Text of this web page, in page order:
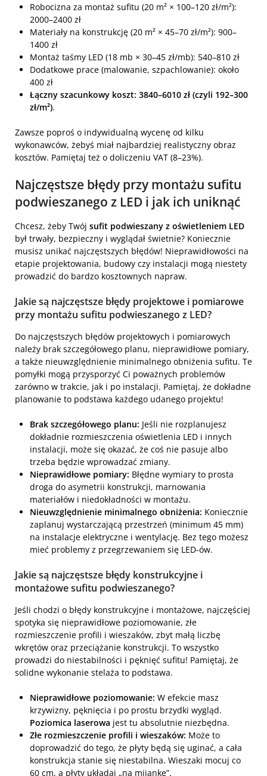
Robocizna za montaż sufitu (20 m² × 100–120 zł/m²):
2000–2400 zł
Materiały na konstrukcję (20 m² × 45–70 zł/m²): 900–
1400 zł
Montaż taśmy LED (18 mb × 30–45 zł/mb): 540–810 zł
Dodatkowe prace (malowanie, szpachlowanie): około
400 zł
Łączny szacunkowy koszt: 3840–6010 zł (czyli 192–300
zł/m²).
Zawsze poproś o indywidualną wycenę od kilku
wykonawców, żebyś miał najbardziej realistyczny obraz
kosztów. Pamiętaj też o doliczeniu VAT (8–23%).
Najczęstsze błędy przy montażu sufitu
podwieszanego z LED i jak ich uniknąć
Chcesz, żeby Twój sufit podwieszany z oświetleniem LED
był trwały, bezpieczny i wyglądał świetnie? Koniecznie
musisz unikać najczęstszych błędów! Nieprawidłowości na
etapie projektowania, budowy czy instalacji mogą niestety
prowadzić do bardzo kosztownych napraw.
Jakie są najczęstsze błędy projektowe i pomiarowe
przy montażu sufitu podwieszanego z LED?
Do najczęstszych błędów projektowych i pomiarowych
należy brak szczegółowego planu, nieprawidłowe pomiary,
a także nieuwzględnienie minimalnego obniżenia sufitu. Te
pomyłki mogą przysporzyć Ci poważnych problemów
zarówno w trakcie, jak i po instalacji. Pamiętaj, że dokładne
planowanie to podstawa każdego udanego projektu!
Brak szczegółowego planu: Jeśli nie rozplanujesz
dokładnie rozmieszczenia oświetlenia LED i innych
instalacji, może się okazać, że coś nie pasuje albo
trzeba będzie wprowadzać zmiany.
Nieprawidłowe pomiary: Błędne wymiary to prosta
droga do asymetrii konstrukcji, marnowania
materiałów i niedokładności w montażu.
Nieuwzględnienie minimalnego obniżenia: Koniecznie
zaplanuj wystarczającą przestrzeń (minimum 45 mm)
na instalacje elektryczne i wentylację. Bez tego możesz
mieć problemy z przegrzewaniem się LED-ów.
Jakie są najczęstsze błędy konstrukcyjne i
montażowe sufitu podwieszanego?
Jeśli chodzi o błędy konstrukcyjne i montażowe, najczęściej
spotyka się nieprawidłowe poziomowanie, złe
rozmieszczenie profili i wieszaków, zbyt małą liczbę
wkrętów oraz przeciążanie konstrukcji. To wszystko
prowadzi do niestabilności i pęknięć sufitu! Pamiętaj, że
solidne wykonanie stelaża to podstawa.
Nieprawidłowe poziomowanie: W efekcie masz
krzywizny, pęknięcia i po prostu brzydki wygląd.
Poziomica laserowa jest tu absolutnie niezbędna.
Złe rozmieszczenie profili i wieszaków: Może to
doprowadzić do tego, że płyty będą się uginać, a cała
konstrukcja stanie się niestabilna. Wieszaki mocuj co
60 cm, a płyty układaj „na mijankę”.